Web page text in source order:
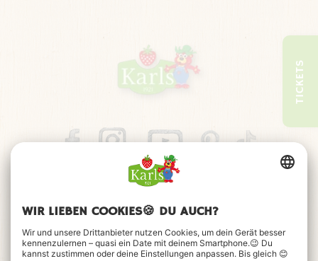
HÜPFEN KANN MAN NIE GENUG
Hüpfen auf dem Hüpfkissen macht einen riesigen Spaß. Auf
unseren mit Luft gefüllten Hüpfkissen ist es sogar noch
lustiger. Einfach die Schuhe ausziehen und los geht das
Abenteuer. Auch für die Kleinsten sind unsere Hüpfkissen
schon geeignet, denn sie sind nicht hoch und nicht
nicht im geringsten. Hier geht auch so richtig die Post ab.
Wenn du mal eine Pause brauchst, kannst du dich hinlegen,
die Arme hinter dem Kopf verschränken und in den blauen
TICKETS